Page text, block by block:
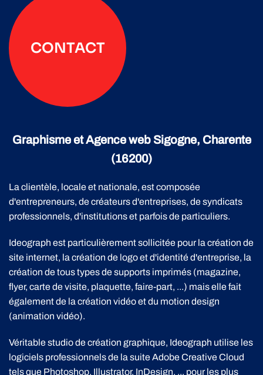
CONTACT
Graphisme et Agence web Sigogne, Charente
(16200)
La clientèle, locale et nationale, est composée
d'entrepreneurs, de créateurs d'entreprises, de syndicats
professionnels, d'institutions et parfois de particuliers.
Ideograph est particulièrement sollicitée pour la création de
site internet, la création de logo et d'identité d'entreprise, la
création de tous types de supports imprimés (magazine,
flyer, carte de visite, plaquette, faire-part, ...) mais elle fait
également de la création vidéo et du motion design
(animation vidéo).
Véritable studio de création graphique, Ideograph utilise les
logiciels professionnels de la suite Adobe Creative Cloud
tels que Photoshop, Illustrator, InDesign, ... pour les plus